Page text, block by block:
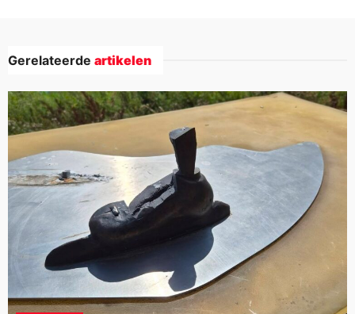
Gerelateerde artikelen